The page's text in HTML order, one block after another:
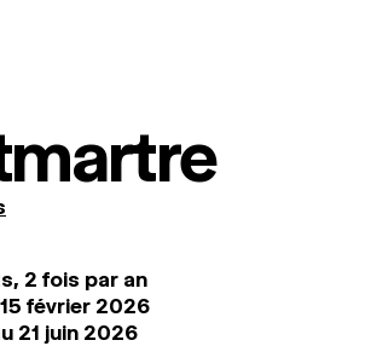
2 fois par an
février 2026
21 juin 2026